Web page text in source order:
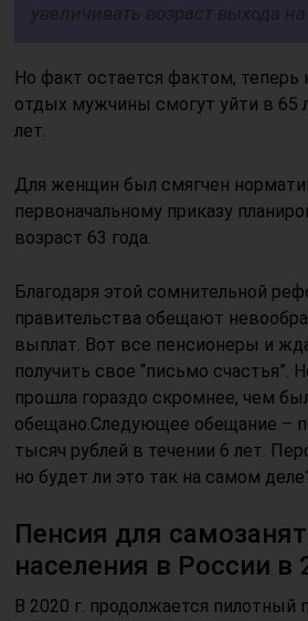
увеличивать возраст выхода
Но факт остается фактом, теперь
отдых мужчины смогут уйти в 65
лет.
Для женщин был смягчен
первоначальному приказу
возраст 63 года.
Благодаря этой сомнительной
правительства обещают
выплат. Вот все пенсионеры и
получить свое “письмо счастья”.
прошла гораздо скромнее, чем
обещано.Следующее обещание –
тысяч рублей в течении 6 лет.
но будет ли это так на самом
Пенсия для
населения в России в
В 2020 г. продолжается пилотный